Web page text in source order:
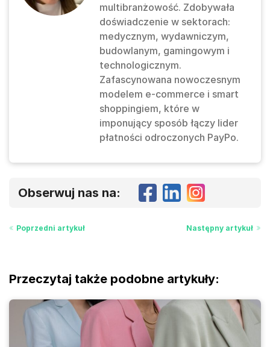
multibranżowość. Zdobywała
doświadczenie w sektorach:
medycznym, wydawniczym,
budowlanym, gamingowym i
technologicznym.
Zafascynowana nowoczesnym
modelem e-commerce i smart
shoppingiem, które w
imponujący sposób łączy lider
płatności odroczonych PayPo.
Obserwuj nas na:
Poprzedni artykuł Następny artykuł
Przeczytaj także podobne artykuły: